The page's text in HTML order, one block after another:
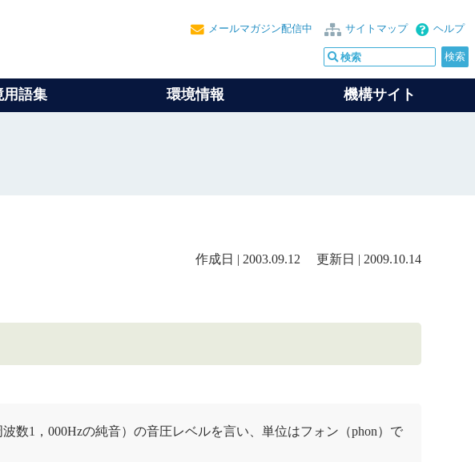
ヘルプ
サイトマップ
メールマガジン配信中
用語集 環境情報 機構サイト
作成日 | 2003.09.12 更新日 | 2009.10.14
数1，000Hzの純音）の音圧レベルを言い、単位はフォン（phon）で